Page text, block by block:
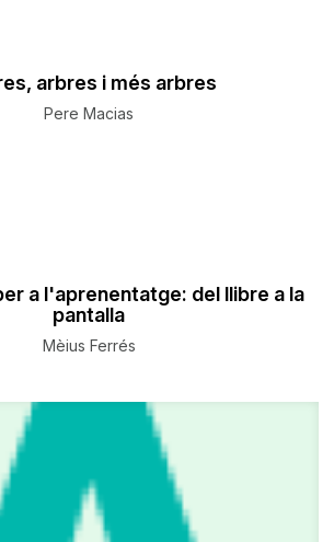
arbres i més arbres
Pere Macias
a l'aprenentatge: del llibre a la
pantalla
Mèius Ferrés